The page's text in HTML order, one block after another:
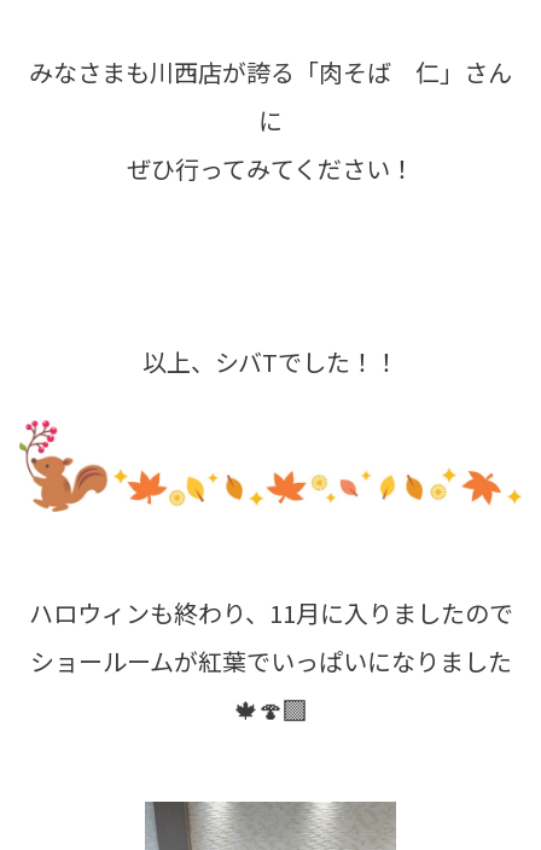
みなさまも川西店が誇る「肉そば 仁」さん
に
ぜひ行ってみてください！
以上、シバTでした！！
ハロウィンも終わり、11月に入りましたので
ショールームが紅葉でいっぱいになりました
🍁🍄‍🟫